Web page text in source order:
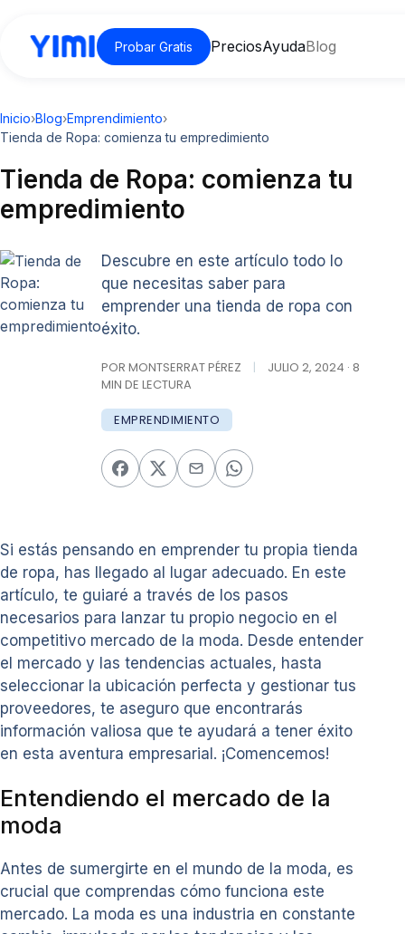
Probar Gratis PreciosAyudaBlog
Inicio›Blog›Emprendimiento›
Tienda de Ropa: comienza tu empredimiento
Tienda de Ropa: comienza tu
empredimiento
Descubre en este artículo todo lo
que necesitas saber para
emprender una tienda de ropa con
éxito.
POR MONTSERRAT PÉREZ |
JULIO 2, 2024 · 8
MIN DE LECTURA
EMPRENDIMIENTO
Si estás pensando en emprender tu propia tienda
de ropa, has llegado al lugar adecuado. En este
artículo, te guiaré a través de los pasos
necesarios para lanzar tu propio negocio en el
competitivo mercado de la moda. Desde entender
el mercado y las tendencias actuales, hasta
seleccionar la ubicación perfecta y gestionar tus
proveedores, te aseguro que encontrarás
información valiosa que te ayudará a tener éxito
en esta aventura empresarial. ¡Comencemos!
Entendiendo el mercado de la
moda
Antes de sumergirte en el mundo de la moda, es
crucial que comprendas cómo funciona este
mercado. La moda es una industria en constante